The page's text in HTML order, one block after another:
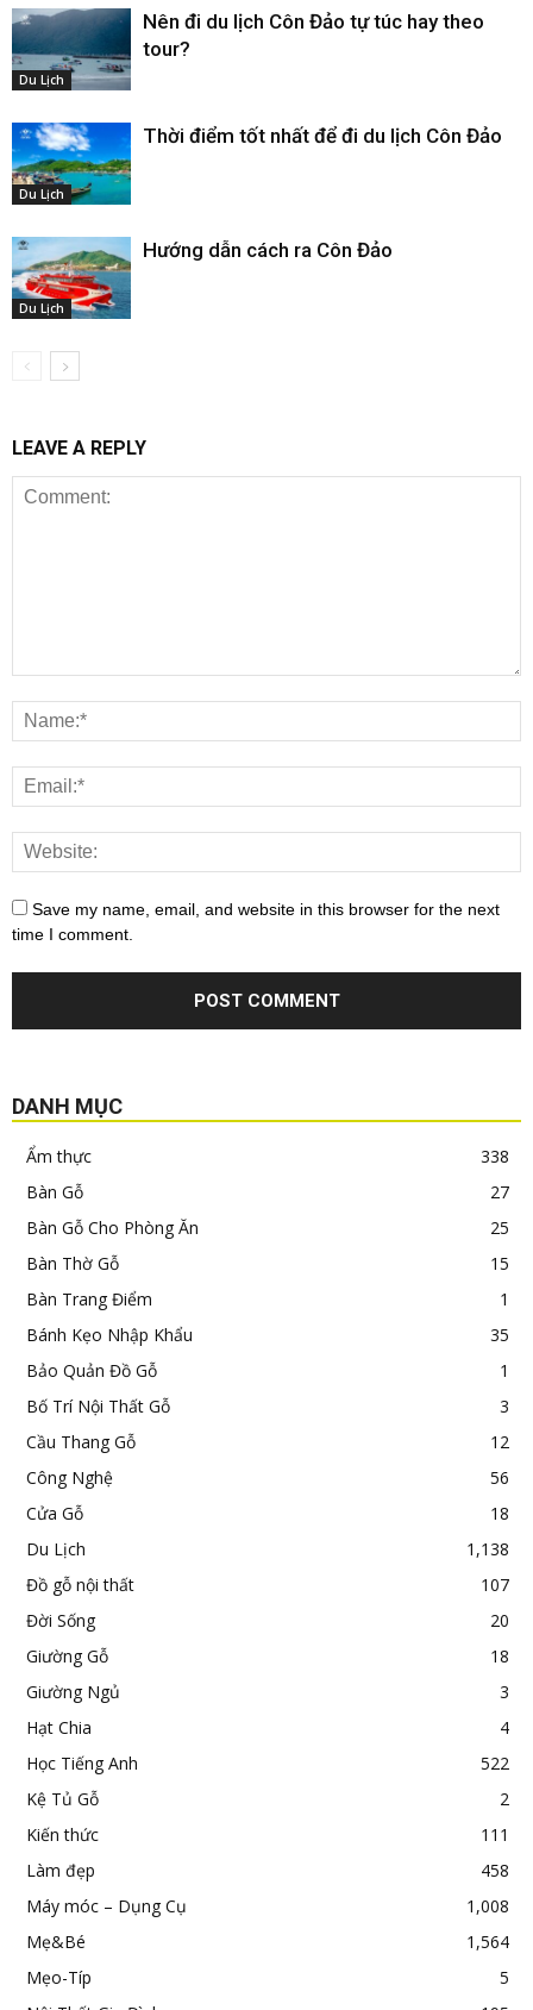
Du Lịch
Nên đi du lịch Côn Đảo tự túc hay theo
tour?
Du Lịch
Thời điểm tốt nhất để đi du lịch Côn Đảo
Du Lịch
Hướng dẫn cách ra Côn Đảo
LEAVE A REPLY
Save my name, email, and website in this browser for the next
time I comment.
DANH MỤC
Ẩm thực
338
Bàn Gỗ
27
Bàn Gỗ Cho Phòng Ăn
25
Bàn Thờ Gỗ
15
Bàn Trang Điểm
1
Bánh Kẹo Nhập Khẩu
35
Bảo Quản Đồ Gỗ
1
Bố Trí Nội Thất Gỗ
3
Cầu Thang Gỗ
12
Công Nghệ
56
Cửa Gỗ
18
Du Lịch
1,138
Đồ gỗ nội thất
107
Đời Sống
20
Giường Gỗ
18
Giường Ngủ
3
Hạt Chia
4
Học Tiếng Anh
522
Kệ Tủ Gỗ
2
Kiến thức
111
Làm đẹp
458
Máy móc – Dụng Cụ
1,008
Mẹ&Bé
1,564
Mẹo-Típ
5